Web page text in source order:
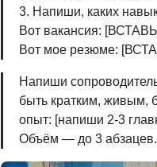
3. Напиши, каких
Вот вакансия:
Вот мое резюме:
Напиши
быть кратким, живым,
опыт: [напиши 2-3
Объём — до 3 абзацев.